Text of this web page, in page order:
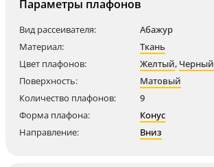
Параметры плафонов
Вид рассеивателя:
Абажур
Материал:
Ткань
Цвет плафонов:
Желтый, Черный
Поверхность:
Матовый
Количество плафонов:
9
Форма плафона:
Конус
Направление:
Вниз